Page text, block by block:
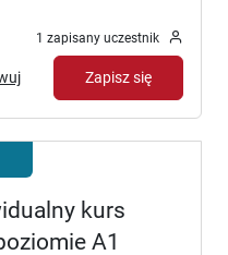
1 zapisany uczestnik
Zapisz się
kurs
A1